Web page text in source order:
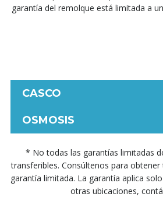
garantía del remolque está limitada a
CASCO
OSMOSIS
* No todas las garantías limitadas
transferibles. Consúltenos para
garantía limitada. La garantía aplica
otras ubicaciones,